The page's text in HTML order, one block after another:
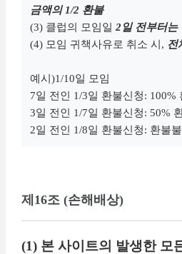
금액의 1/2 환불
(3) 클럽의 모임일2일 전부터는
(4) 모임 귀책사유로 취소 시, 전
예시)1/10일 모임
7일 전인 1/3일 환불신청: 100%
3일 전인 1/7일 환불신청: 50%
2일 전인 1/8일 환불신청: 환불
제16조 (손해배상)
(1) 본 사이트의 발생한 모